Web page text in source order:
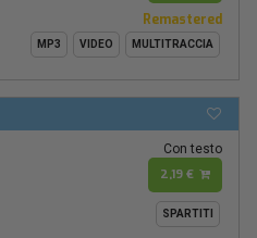
Remastered
MP3 VIDEO MULTITRACCIA
Con testo
2,19 €
SPARTITI